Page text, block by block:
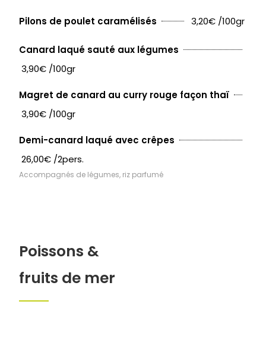
Pilons de poulet caramélisés 3,20€ /100gr
Canard laqué sauté aux légumes
3,90€ /100gr
Magret de canard au curry rouge façon thaï
3,90€ /100gr
Demi-canard laqué avec crêpes
26,00€ /2pers.
Accompagnés de légumes, riz parfumé
Poissons &
fruits de mer